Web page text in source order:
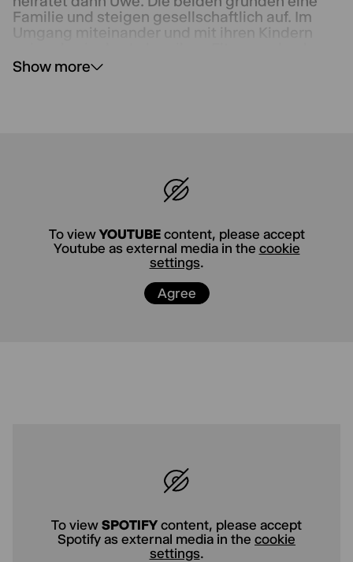
Familie und steigen gesellschaftlich auf. Im
Umgang miteinander und mit ihren Kindern
so weiter, was über Generationen gelernt
bürgerlich-aufgeklärten Oberfläche, im Keller
des Hauses, haben der Hass, die Verachtung
und der Krieg überlebt. Am Jahrestag der
sogenannten Nationalsozialistischen
Untergrunds (NSU) wird die Kleinfamilie von
der Vergangenheit eingeholt.
Show more
To viewYOUTUBEcontent, please accept
Youtube as external media in the cookie
settings.
Agree
To view SPOTIFY content, please accept
Spotify as external media in the cookie
settings.